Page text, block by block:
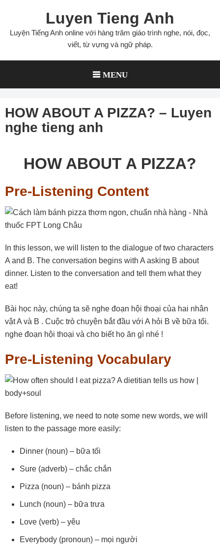
content
Luyen Tieng Anh
Luyện Tiếng Anh online với hàng trăm giáo trình nghe, nói, đọc,
viết, từ vựng và ngữ pháp.
MENU
HOW ABOUT A PIZZA? – Luyen
nghe tieng anh
HOW ABOUT A PIZZA?
Pre-Listening Content
In this lesson, we will listen to the dialogue of two characters
A and B. The conversation begins with A asking B about
dinner. Listen to the conversation and tell them what they
eat!
Bài học này, chúng ta sẽ nghe đoạn hội thoại của hai nhân
vật A và B . Cuộc trò chuyện bắt đầu với A hỏi B về bữa tối.
nghe đoạn hội thoại và cho biết họ ăn gì nhé !
Pre-Listening Vocabulary
Before listening, we need to note some new words, we will
listen to the passage more easily:
Dinner (noun) – bữa tối
Sure (adverb) – chắc chắn
Pizza (noun) – bánh pizza
Lunch (noun) – bữa trưa
Love (verb) – yêu
Everybody (pronoun) – mọi người